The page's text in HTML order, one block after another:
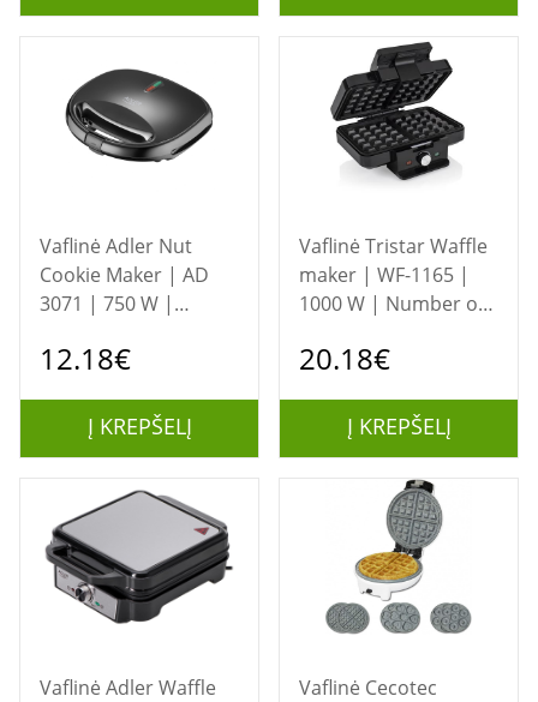
Vaflinė Adler Nut
Cookie Maker | AD
3071 | 750 W |
| Nuts | Black
12.18€
Į KREPŠELĮ
Vaflinė Tristar Waffle
maker | WF-1165 |
1000 W | Number of
Black
20.18€
Į KREPŠELĮ
Vaflinė Adler Waffle
Vaflinė Cecotec